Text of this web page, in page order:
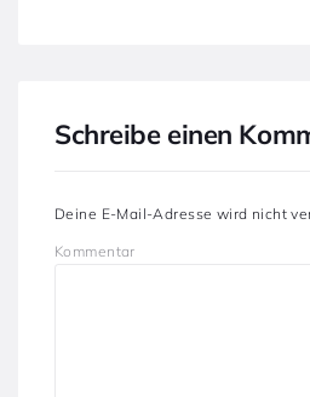
Schreibe einen
Deine E-Mail-Adresse wird nicht
Kommentar